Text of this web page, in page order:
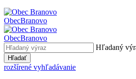
ObecBranovo
ObecBranovo
Hľadaný
Hľadať
rozšírené vyhľadávanie